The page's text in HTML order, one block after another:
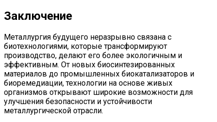
Заключение
Металлургия будущего неразрывно связана с
биотехнологиями, которые трансформируют
производство, делают его более экологичным и
эффективным. От новых биосинтезированных
материалов до промышленных биокатализаторов и
биоремедиации, технологии на основе живых
организмов открывают широкие возможности для
улучшения безопасности и устойчивости
металлургической отрасли.